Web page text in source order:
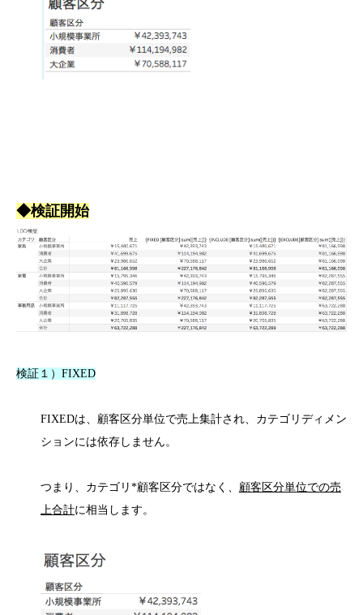
◆検証開始
検証１）FIXED
FIXEDは、顧客区分単位で売上集計され、カテゴリディメン
ションには依存しません。
つまり、カテゴリ*顧客区分ではなく、 顧客区分単位での売
上合計に相当します。